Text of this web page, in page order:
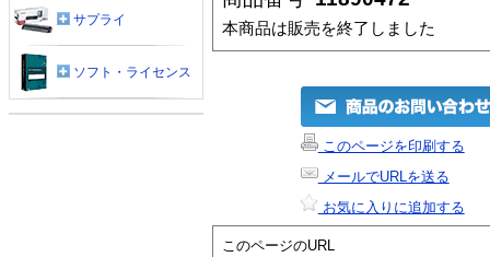
本商品は販売を終了しました
このページを印刷する
メールでURLを送る
お気に入りに追加する
このページのURL
サプライ
ソフト・ライセンス